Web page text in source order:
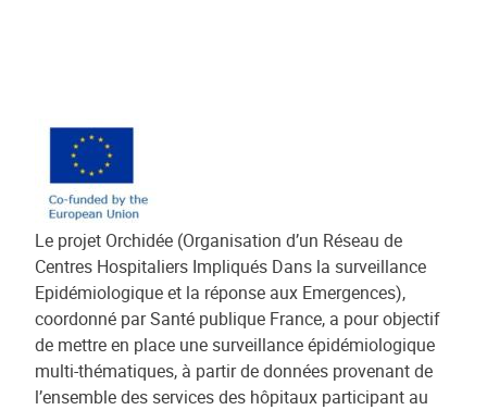
Le projet Orchidée (Organisation d’un Réseau de
Centres Hospitaliers Impliqués Dans la surveillance
Epidémiologique et la réponse aux Emergences),
coordonné par Santé publique France, a pour objectif
de mettre en place une surveillance épidémiologique
multi-thématiques, à partir de données provenant de
l’ensemble des services des hôpitaux participant au